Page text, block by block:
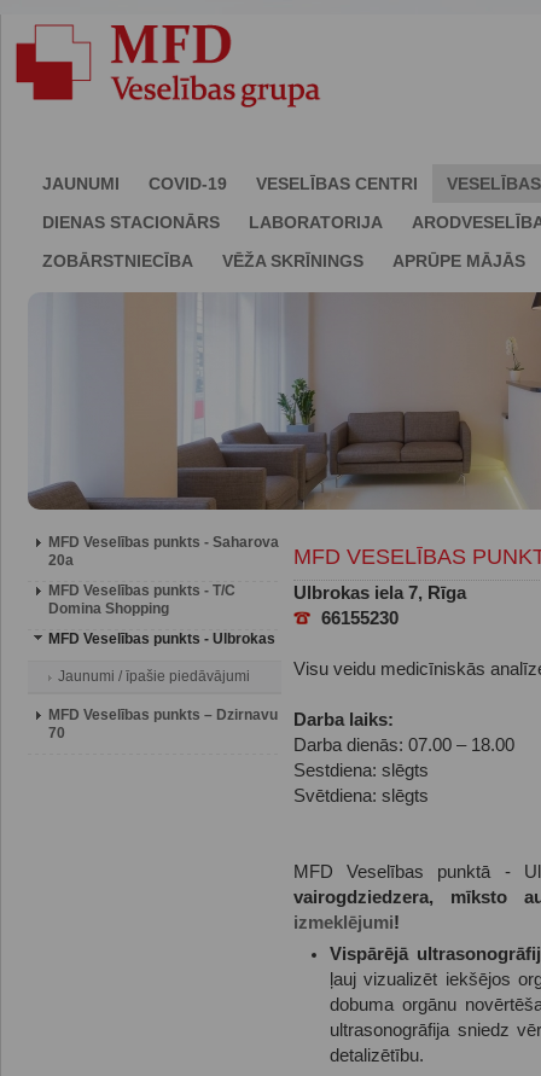
JAUNUMI COVID-19 VESELĪBAS CENTRI
DIENAS STACIONĀRS
LABORATORIJA
ZOBĀRSTNIECĪBA
VĒŽA SKRĪNINGS APRŪPE MĀJĀS
MFD Veselības punkts - Saharova
20a
MFD Veselības punkts - T/C
Domina Shopping
MFD Veselības punkts - Ulbrokas
Jaunumi / īpašie piedāvājumi
MFD Veselības punkts – Dzirnavu
70
MFD VESELĪBAS
Ulbrokas iela 7, Rīga
66155230
Visu veidu medicīniskās
Darba laiks:
Darba dienās: 07.00 – 18.00
Sestdiena: slēgts
Svētdiena: slēgts
MFD Veselības punktā -
vairogdziedzera, mīksto
izmeklējumi!
Vispārējā
ļauj vizualizēt iekšējos
dobuma orgānu
ultrasonogrāfija sniedz
detalizētību.